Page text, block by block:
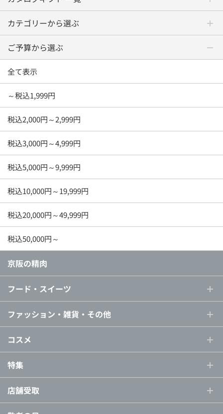
カテゴリーから選ぶ
ご予算から選ぶ
全て表示
～税込1,999円
税込2,000円～2,999円
税込3,000円～4,999円
税込5,000円～9,999円
税込10,000円～19,999円
税込20,000円～49,999円
税込50,000円～
京阪の精肉
フード・スイーツ
ファッション・雑貨・その他
コスメ
特集
店舗受取